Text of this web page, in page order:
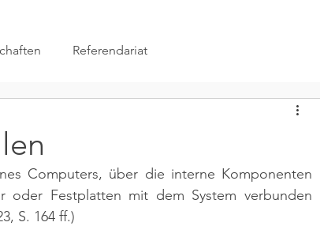
Referendariat
Computers, über die interne Komponenten
oder Festplatten mit dem System verbunden
S. 164 ff.)